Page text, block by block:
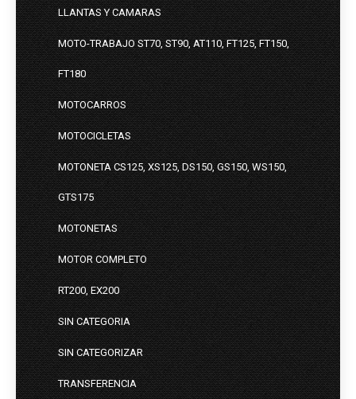
LLANTAS Y CAMARAS
MOTO-TRABAJO ST70, ST90, AT110, FT125, FT150,
FT180
MOTOCARROS
MOTOCICLETAS
MOTONETA CS125, XS125, DS150, GS150, WS150,
GTS175
MOTONETAS
MOTOR COMPLETO
RT200, EX200
SIN CATEGORIA
SIN CATEGORIZAR
TRANSFERENCIA